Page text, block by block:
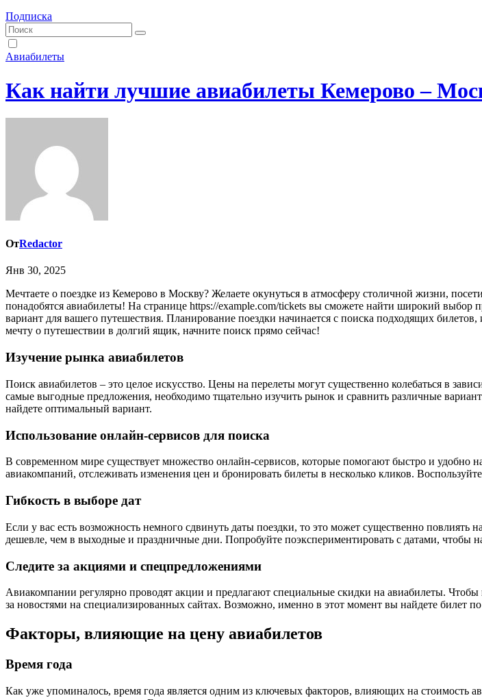
Подписка
Авиабилеты
Как найти лучшие авиабилеты Кемерово –
ОтRedactor
Янв 30, 2025
Мечтаете о поездке из Кемерово в Москву? Желаете окунуться в атмосферу столичной жизни, посетить исторические места и насладиться культурным разнообразием? Тогда вам, несомненно,
понадобятся авиабилеты! На странице https://example.com/tickets вы сможете найти широкий
вариант для вашего путешествия. Планирование поездки начинается с поиска подходящих
мечту о путешествии в долгий ящик, начните поиск прямо сейчас!
Изучение рынка авиабилетов
Поиск авиабилетов – это целое искусство. Цены на перелеты могут существенно колебаться в
самые выгодные предложения, необходимо тщательно изучить рынок и сравнить различные
найдете оптимальный вариант.
Использование онлайн-сервисов для поиска
В современном мире существует множество онлайн-сервисов, которые помогают быстро и удобно
авиакомпаний, отслеживать изменения цен и бронировать билеты в несколько кликов.
Гибкость в выборе дат
Если у вас есть возможность немного сдвинуть даты поездки, то это может существенно повлиять
дешевле, чем в выходные и праздничные дни. Попробуйте поэкспериментировать с датами, чтобы
Следите за акциями и спецпредложениями
Авиакомпании регулярно проводят акции и предлагают специальные скидки на авиабилеты.
за новостями на специализированных сайтах. Возможно, именно в этот момент вы найдете билет
Факторы, влияющие на цену авиабилетов
Время года
Как уже упоминалось, время года является одним из ключевых факторов, влияющих на стоимость